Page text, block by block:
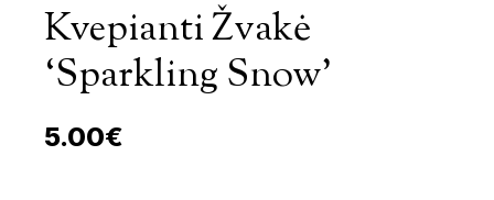
Kvepianti Žvakė
‘Sparkling Snow’
5.00€